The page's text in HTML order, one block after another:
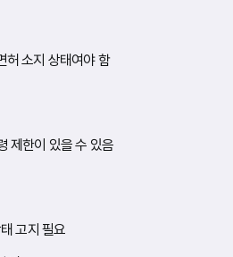
허 소지 상태여야 함
제한이 있을 수 있음
고지 필요